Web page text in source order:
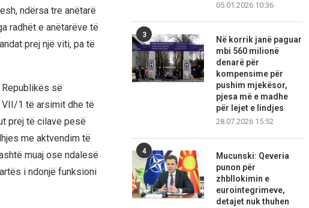
ndërsa tre anëtarë
radhët e anëtarëve të
prej një viti, pa të
së
1 të arsimit dhe të
prej të cilave pesë
me aktvendim të
muaj ose ndalesë
i ndonjë funksioni
05.01.2026 10:36
3
Në korrik janë paguar
mbi 560 milionë
denarë për
kompensime për
pushim mjekësor,
pjesa më e madhe
për lejet e lindjes
28.07.2026 15:52
4
Mucunski: Qeveria
punon për
zhbllokimin e
eurointegrimeve,
detajet nuk thuhen